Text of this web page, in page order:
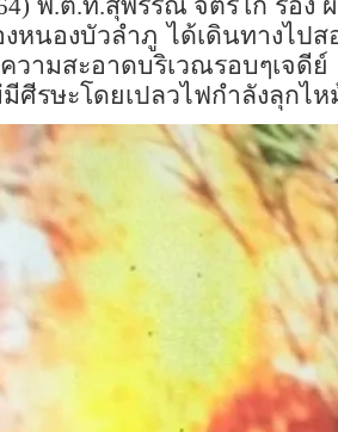
พ.ต.ท.สุพรรณ จิตรโก รอง
หนองบัวลำภู ได้เดินทางไ
วามสะอาดบริเวณรอบๆเจ
รษะโดยเปลวไฟกำลังลุกไห